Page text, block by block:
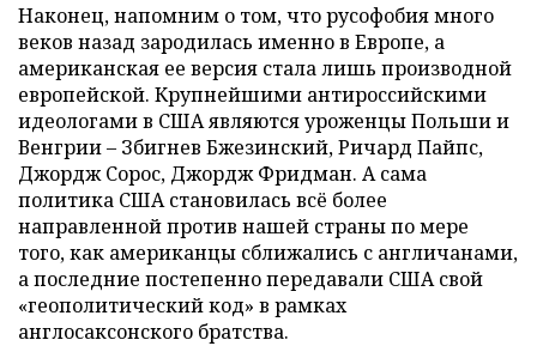
Наконец, напомним о том, что русофобия много
веков назад зародилась именно в Европе, а
американская ее версия стала лишь производной
европейской. Крупнейшими антироссийскими
идеологами в США являются уроженцы Польши и
Венгрии – Збигнев Бжезинский, Ричард Пайпс,
Джордж Сорос, Джордж Фридман. А сама
политика США становилась всё более
направленной против нашей страны по мере
того, как американцы сближались с англичанами,
а последние постепенно передавали США свой
«геополитический код» в рамках
англосаксонского братства.